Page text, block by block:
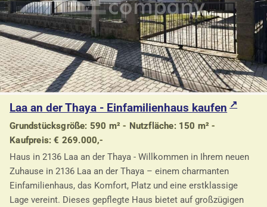
Laa an der Thaya - Einfamilienhaus kaufen
Grundstücksgröße: 590 m² - Nutzfläche: 150 m² -
Kaufpreis: € 269.000,-
Haus in 2136 Laa an der Thaya - Willkommen in Ihrem neuen
Zuhause in 2136 Laa an der Thaya – einem charmanten
Einfamilienhaus, das Komfort, Platz und eine erstklassige
Lage vereint. Dieses gepflegte Haus bietet auf großzügigen